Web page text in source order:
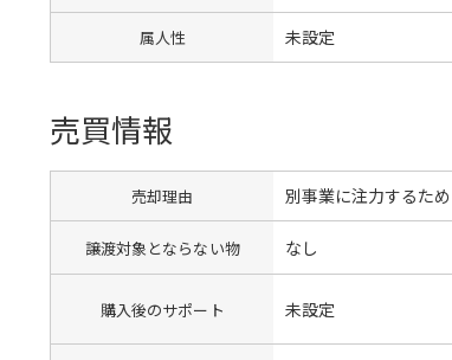
属人性 未設定
売買情報
売却理由 別事業に注力するため
譲渡対象とならない物 なし
購入後のサポート 未設定